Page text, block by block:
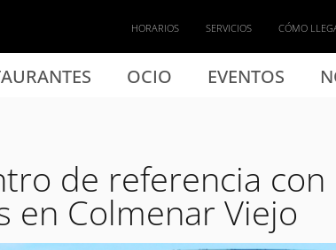
OCIO EVENTOS
HORARIOS SERVICIOS CÓMO
de referencia
en Colmenar Viejo